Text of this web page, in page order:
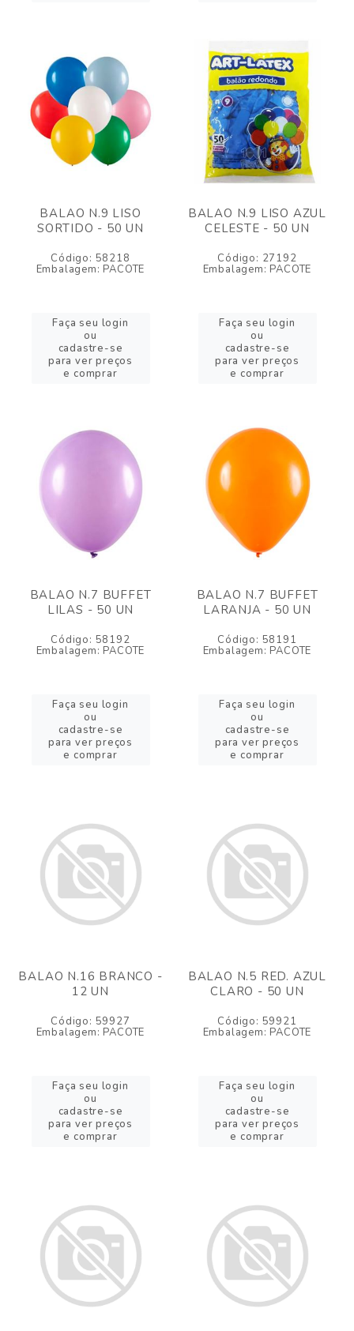
BALAO N.9 LISO
SORTIDO - 50 UN
Código: 58218
Embalagem: PACOTE
Faça seu login
ou
cadastre-se
para ver preços
e comprar
BALAO N.9 LISO AZUL
CELESTE - 50 UN
Código: 27192
Embalagem: PACOTE
Faça seu login
ou
cadastre-se
para ver preços
e comprar
BALAO N.7 BUFFET
LILAS - 50 UN
Código: 58192
Embalagem: PACOTE
Faça seu login
ou
cadastre-se
para ver preços
e comprar
BALAO N.7 BUFFET
LARANJA - 50 UN
Código: 58191
Embalagem: PACOTE
Faça seu login
ou
cadastre-se
para ver preços
e comprar
BALAO N.16 BRANCO -
12 UN
Código: 59927
Embalagem: PACOTE
Faça seu login
ou
cadastre-se
para ver preços
e comprar
BALAO N.5 RED. AZUL
CLARO - 50 UN
Código: 59921
Embalagem: PACOTE
Faça seu login
ou
cadastre-se
para ver preços
e comprar